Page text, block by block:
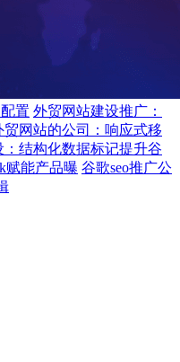
置 外贸网站建设推广：
贸网站的公司：响应式移
结构化数据标记提升谷
赋能产品曝 谷歌seo推广公